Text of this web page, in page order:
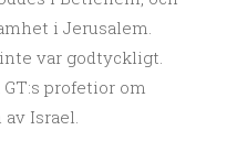
i Jerusalem.
var godtyckligt.
profetior om
Israel.